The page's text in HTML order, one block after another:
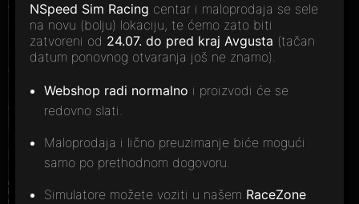
NSpeed Sim Racing centar i maloprodaja se sele
na novu (bolju) lokaciju, te ćemo zato biti
zatvoreni od 24.07. do pred kraj Avgusta (tačan
datum ponovnog otvaranja još ne znamo).
Webshop radi normalno i proizvodi će se
redovno slati.
Maloprodaja i lično preuzimanje biće mogući
samo po prethodnom dogovoru.
Simulatore možete voziti u našem RaceZone